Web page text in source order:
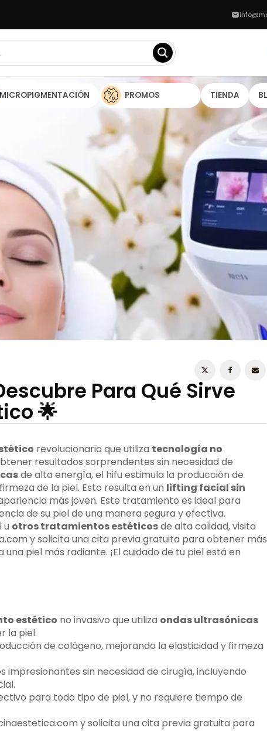
MICROPIGMENTACIÓN PROMOS TIENDA
Para Qué Sirve
🌟
revolucionario que utiliza tecnología no
resultados sorprendentes sin necesidad de
de alta energía, el hifu estimula la producción de
de la piel. Esto resulta en un lifting facial sin
más joven. Este tratamiento es ideal para
de su piel de una manera segura y efectiva.
u otros tratamientos estéticosde alta calidad, visita
y solicita una cita previa gratuita para obtener más
piel más radiante. ¡El cuidado de tu piel está en
estético no invasivo que utiliza ondas ultrasónicas
la piel.
de colágeno, mejorando la elasticidad y firmeza
impresionantes sin necesidad de cirugía, incluyendo
para todo tipo de piel, y no requiere tiempo de
y solicita una cita previa gratuita para